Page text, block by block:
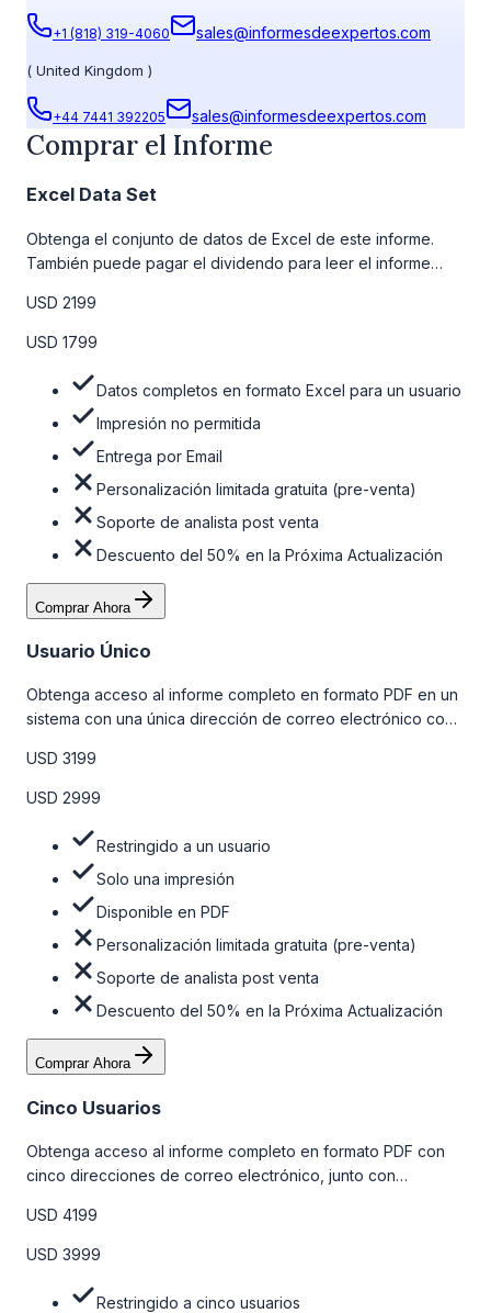
+1 (818) 319-4060 sales@informesdeexpertos.com
( United Kingdom )
+44 7441 392205 sales@informesdeexpertos.com
Comprar el Informe
Excel Data Set
Obtenga el conjunto de datos de Excel de este informe.
También puede pagar el dividendo para leer el informe
la tabla de precios a continuación.
USD 2199
USD 1799
Datos completos en formato Excel para un usuario
Impresión no permitida
Entrega por Email
Personalización limitada gratuita (pre-venta)
Soporte de analista post venta
Descuento del 50% en la Próxima Actualización
Comprar Ahora
Usuario Único
Obtenga acceso al informe completo en formato PDF en un
sistema con una única dirección de correo electrónico con
la tabla de precios a continuación.
USD 3199
USD 2999
Restringido a un usuario
Solo una impresión
Disponible en PDF
Personalización limitada gratuita (pre-venta)
Soporte de analista post venta
Descuento del 50% en la Próxima Actualización
Comprar Ahora
Cinco Usuarios
Obtenga acceso al informe completo en formato PDF con
cinco direcciones de correo electrónico, junto con
venta y el soporte post-venta de nuestros analistas. Para
obtener más información, consulte la tabla de precios a
USD 4199
USD 3999
Restringido a cinco usuarios